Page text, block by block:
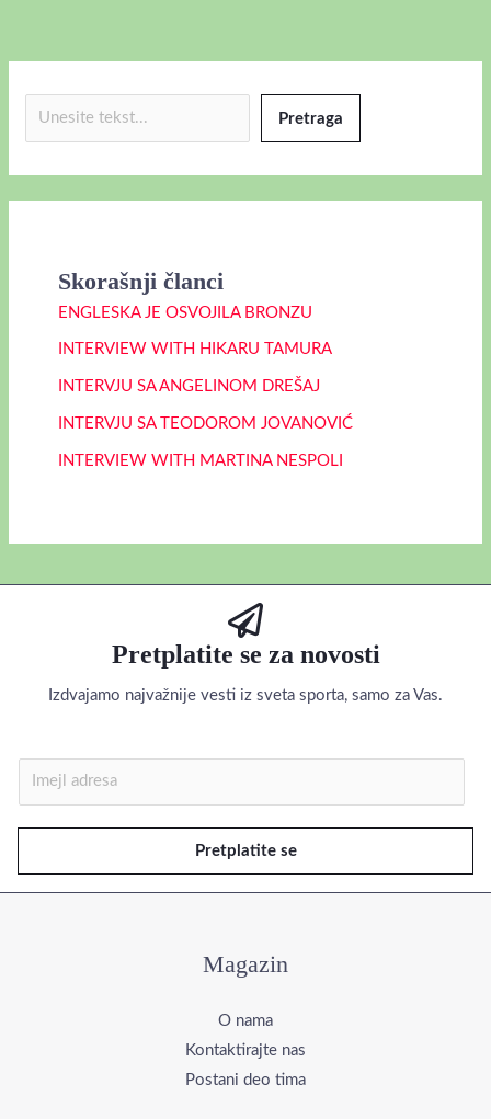
Pretraga
Skorašnji članci
ENGLESKA JE OSVOJILA BRONZU
INTERVIEW WITH HIKARU TAMURA
INTERVJU SA ANGELINOM DREŠAJ
INTERVJU SA TEODOROM JOVANOVIĆ
INTERVIEW WITH MARTINA NESPOLI
Pretplatite se za novosti
Izdvajamo najvažnije vesti iz sveta sporta, samo za Vas.
m
e
l
Pretplatite se
Magazin
O nama
Kontaktirajte nas
Postani deo tima